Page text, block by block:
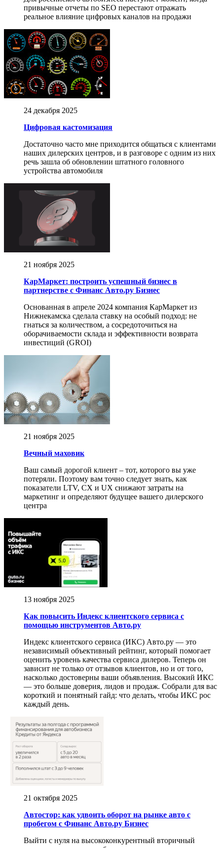
привычные отчеты по SEO перестают отражать
реальное влияние цифровых каналов на продажи
24 декабря 2025
Цифровая кастомизация
Достаточно часто мне приходится общаться с клиентами
наших дилерских центров, и в разговоре с одним из них
речь зашла об обновлении штатного головного
устройства автомобиля
21 ноября 2025
КарМаркет: построить успешный бизнес в
партнерстве с Финанс Авто.ру Бизнес
Основанная в апреле 2024 компания КарМаркет из
Нижнекамска сделала ставку на особый подход: не
гнаться за количеством, а сосредоточиться на
оборачиваемости склада и эффективности возврата
инвестиций (GROI)
21 ноября 2025
Вечный маховик
Ваш самый дорогой клиент – тот, которого вы уже
потеряли. Поэтому вам точно следует знать, как
показатели LTV, CX и UX снижают затраты на
маркетинг и определяют будущее вашего дилерского
центра
13 ноября 2025
Как повысить Индекс клиентского сервиса с
помощью инструментов Авто.ру
Индекс клиентского сервиса (ИКС) Авто.ру — это
независимый объективный рейтинг, который помогает
оценить уровень качества сервиса дилеров. Теперь он
зависит не только от отзывов клиентов, но и от того,
насколько достоверны ваши объявления. Высокий ИКС
— это больше доверия, лидов и продаж. Собрали для вас
короткий и понятный гайд: что делать, чтобы ИКС рос
каждый день.
21 октября 2025
Автостор: как удвоить оборот на рынке авто с
пробегом с Финанс Авто.ру Бизнес
Выйти с нуля на высококонкурентный вторичный